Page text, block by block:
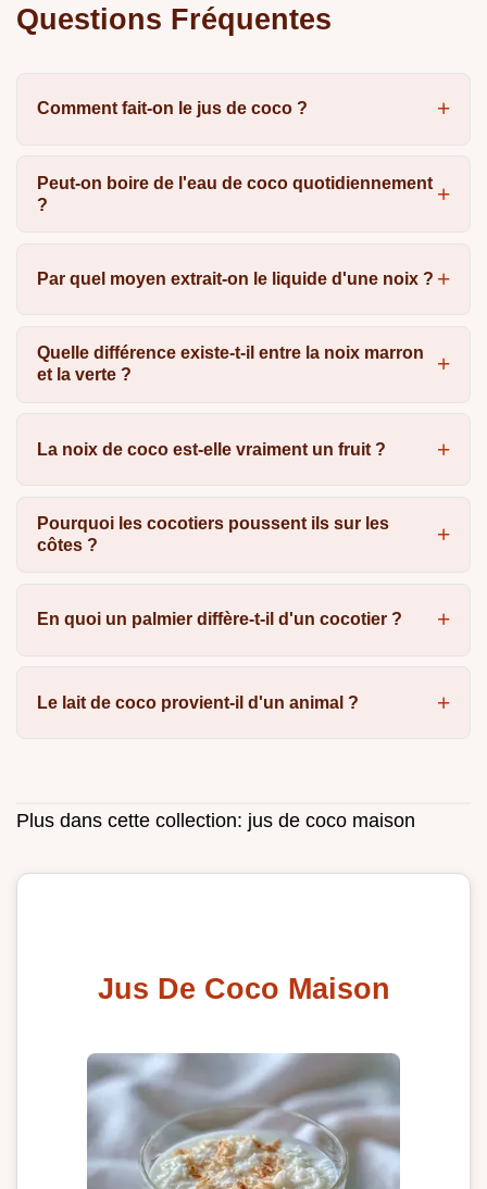
Questions Fréquentes
Comment fait-on le jus de coco ?
Peut-on boire de l'eau de coco quotidiennement
?
Par quel moyen extrait-on le liquide d'une noix ?
Quelle différence existe-t-il entre la noix marron
et la verte ?
La noix de coco est-elle vraiment un fruit ?
Pourquoi les cocotiers poussent ils sur les
côtes ?
En quoi un palmier diffère-t-il d'un cocotier ?
Le lait de coco provient-il d'un animal ?
Plus dans cette collection: jus de coco maison
Jus De Coco Maison